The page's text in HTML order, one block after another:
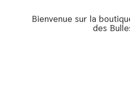
Bienvenue sur la
des